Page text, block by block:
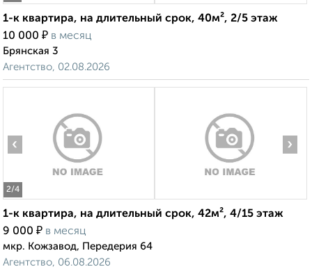
1-к квартира, на длительный срок, 40м², 2/5 этаж
10 000 ₽ в месяц
Брянская 3
Агентство, 02.08.2026
2/4
‹ ›
1-к квартира, на длительный срок, 42м², 4/15 этаж
9 000 ₽ в месяц
мкр. Кожзавод, Передерия 64
Агентство, 06.08.2026